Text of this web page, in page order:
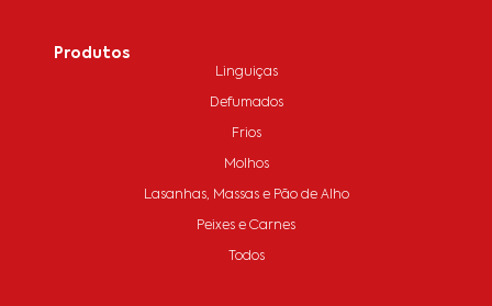
Produtos
Linguiças
Defumados
Frios
Molhos
Lasanhas, Massas e Pão de Alho
Peixes e Carnes
Todos